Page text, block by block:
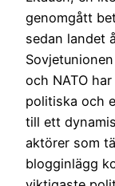
genomgått
sedan landet
och NATO
politiska och
till ett
aktörer som
blogginlägg